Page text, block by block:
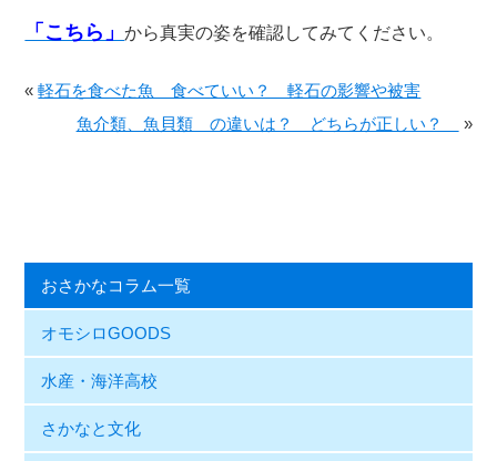
「こちら」から真実の姿を確認してみてください。
«軽石を食べた魚 食べていい？ 軽石の影響や被害
魚介類、魚貝類 の違いは？ どちらが正しい？
»
おさかなコラム一覧
オモシロGOODS
水産・海洋高校
さかなと文化